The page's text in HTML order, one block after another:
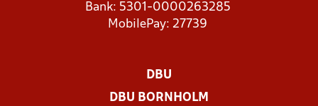
Bank: 5301-0000263285
MobilePay: 27739
DBU
DBU BORNHOLM